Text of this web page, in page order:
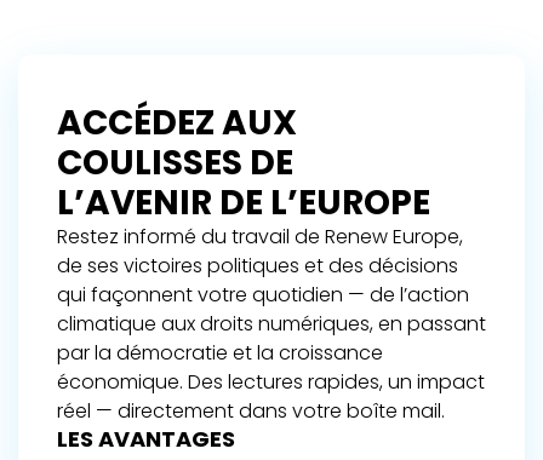
ACCÉDEZ AUX
COULISSES DE
L’AVENIR DE L’EUROPE
Restez informé du travail de Renew Europe,
de ses victoires politiques et des décisions
qui façonnent votre quotidien — de l’action
climatique aux droits numériques, en passant
par la démocratie et la croissance
économique. Des lectures rapides, un impact
réel — directement dans votre boîte mail.
LES AVANTAGES